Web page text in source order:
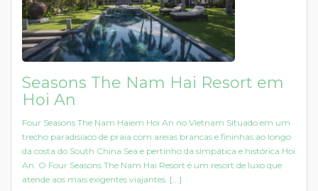
Seasons The Nam Hai Resort em
Hoi An
Four Seasons The Nam Haiem Hoi An no Vietnam Situado em um
trecho paradisíaco de praia com areias brancas e fininhas ao longo
da costa do South China Sea e pertinho da simpática e histórica Hoi
An. O Four Seasons The Nam Hai Resort é um resort de luxo que
atende aos mais exigentes viajantes. [...]